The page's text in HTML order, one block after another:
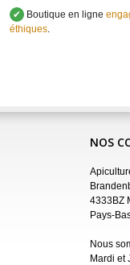
✔ Boutique en ligne
éthiques.
NOS
4333BZ
Pays-
Nous
Mardi et